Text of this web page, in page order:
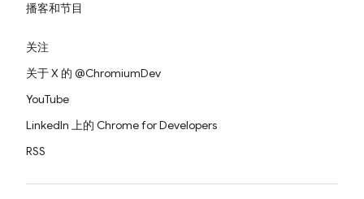
播客和节目
关注
关于 X 的 @ChromiumDev
YouTube
LinkedIn 上的 Chrome for Developers
RSS